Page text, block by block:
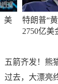
美
特朗普“黄
2750亿美
五箭齐发！熊
过去，大漂亮